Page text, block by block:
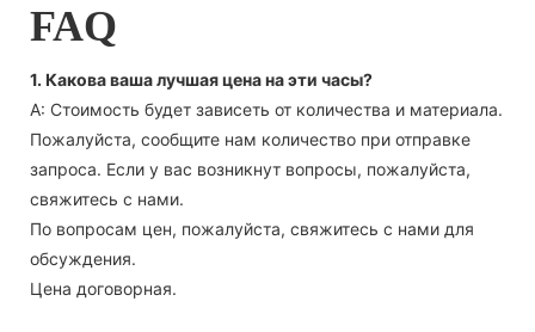
FAQ
1. Какова ваша лучшая цена на эти часы?
А: Стоимость будет зависеть от количества и материала.
Пожалуйста, сообщите нам количество при отправке
запроса. Если у вас возникнут вопросы, пожалуйста,
свяжитесь с нами.
По вопросам цен, пожалуйста, свяжитесь с нами для
обсуждения.
Цена договорная.